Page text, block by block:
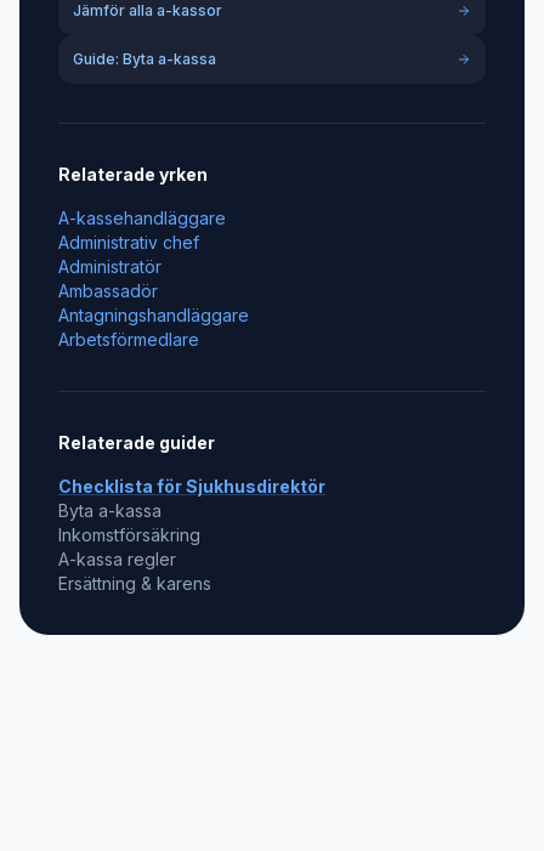
Jämför alla a-kassor
Guide: Byta a-kassa
Relaterade yrken
A-kassehandläggare
Administrativ chef
Administratör
Ambassadör
Antagningshandläggare
Arbetsförmedlare
Relaterade guider
Checklista förSjukhusdirektör
Byta a-kassa
Inkomstförsäkring
A-kassa regler
Ersättning & karens